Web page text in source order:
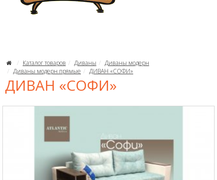
Каталог товаров Диваны
Диваны модерн
Диваны модерн прямые
ДИВАН «СОФИ»
ДИВАН «CОФИ»